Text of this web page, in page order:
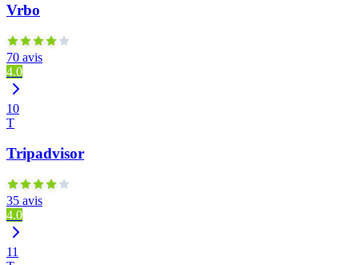
Vrbo
70 avis
4.0
10
T
Tripadvisor
35 avis
4.0
11